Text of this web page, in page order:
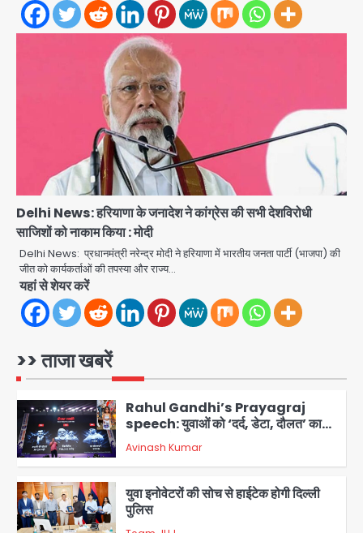
Delhi News: हरियाणा के जनादेश ने कांग्रेस की सभी देशविरोधी
साजिशों को नाकाम किया : मोदी
Delhi News: प्रधानमंत्री नरेन्द्र मोदी ने हरियाणा में भारतीय जनता पार्टी (भाजपा) की
जीत को कार्यकर्ताओं की तपस्या और राज्य…
यहां से शेयर करें
>> ताजा खबरें
2
संदेश, बीजेपी का वार
Avinash Kumar
युवा इनोवेटरों की सोच से हाईटेक होगी दिल्ली
पुलिस
Team JHJ
4
सुदर्शन शक्ति-वी अभ्यास में मॉक आॅपरेशन
Team JHJ
5
एयरपोर्ट का फर्जी कर्मचारी बनकर 3 लाख
उड़ाए, अब पहुंचा सलाखों के पीछे
Team JHJ
1
Noida Sector-49: सेक्टर-49 में 18
2
Rahul Gandhi’s Prayagraj
speech: युवाओं को ‘दर्द, डेटा, दौलत’ का
संदेश, बीजेपी का वार
Avinash Kumar
युवा इनोवेटरों की सोच से हाईटेक होगी दिल्ली
पुलिस